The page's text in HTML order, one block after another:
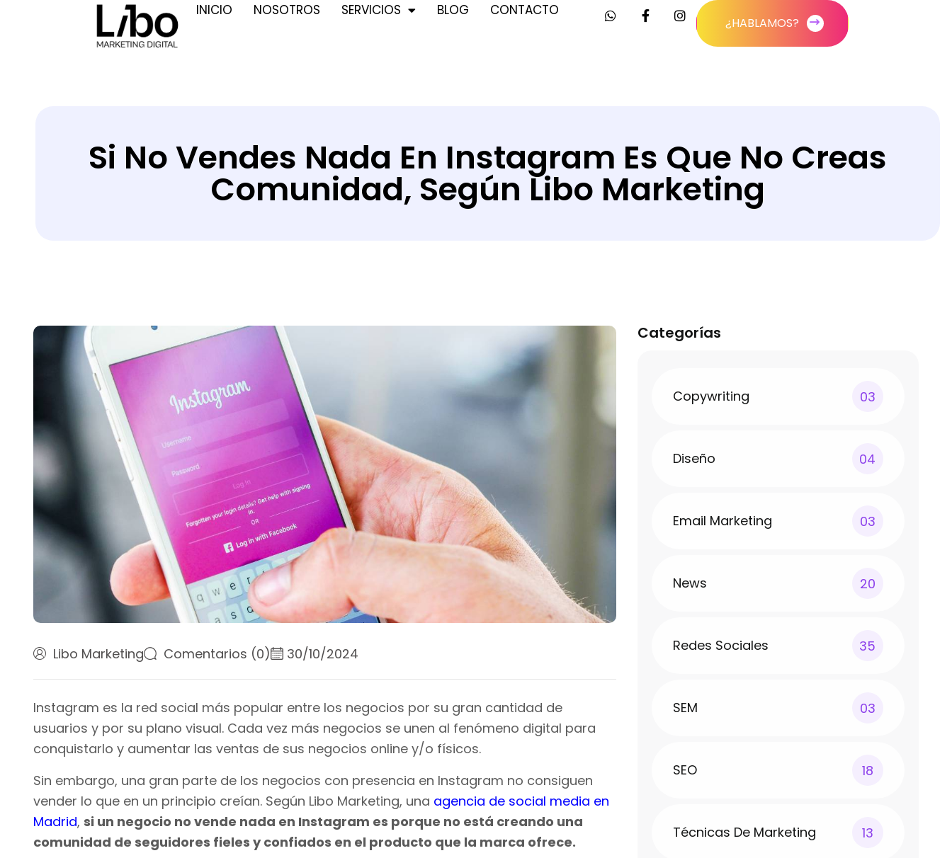
INICIO NOSOTROS SERVICIOS BLOG CONTACTO
¿HABLAMOS?
¿HABLAMOS?
Si No Vendes Nada En Instagram Es Que No Creas
Comunidad, Según Libo Marketing
Libo Marketing Comentarios (0) 30/10/2024
Instagram es la red social más popular entre los negocios por su gran cantidad de
usuarios y por su plano visual. Cada vez más negocios se unen al fenómeno digital para
conquistarlo y aumentar las ventas de sus negocios online y/o físicos.
Sin embargo, una gran parte de los negocios con presencia en Instagram no consiguen
vender lo que en un principio creían. Según Libo Marketing, una agencia de social media en
Madrid, si un negocio no vende nada en Instagram es porque no está creando una
comunidad de seguidores fieles y confiados en el producto que la marca ofrece.
Categorías
Copywriting 03
Diseño 04
Email Marketing 03
News 20
Redes Sociales 35
SEM 03
SEO 18
Técnicas De Marketing 13